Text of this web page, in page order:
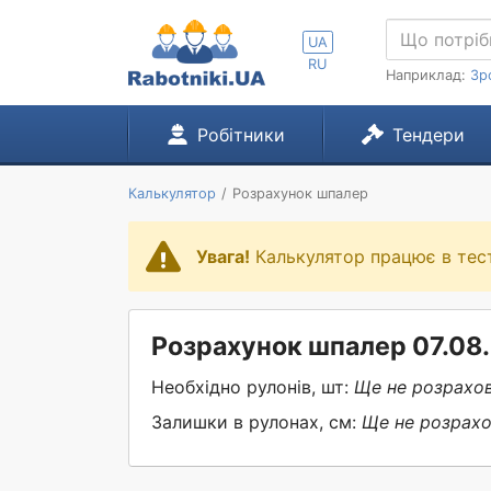
UA
RU
Наприклад:
Робітники Тендери
Калькулятор Розрахунок шпалер
Увага! Калькулятор працює в
Розрахунок шпалер
Необхідно рулонів, шт: Ще не
Залишки в рулонах, см: Ще не